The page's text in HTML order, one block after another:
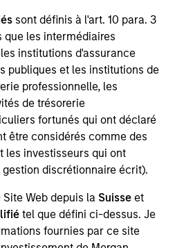
sont définis à l'art. 10 para. 3
que les intermédiaires
institutions d'assurance
publiques et les institutions de
professionnelle, les
de trésorerie
fortunés qui ont déclaré
être considérés comme des
les investisseurs qui ont
discrétionnaire écrit).
Web depuis la Suisse et
tel que défini ci-dessus. Je
fournies par ce site
energy company
develop and produce oil and
Basin.
Partners